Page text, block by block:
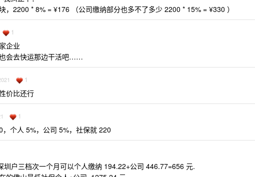
，2200 * 8% = ¥176 （公司缴纳部分也多不了多少 2200 * 15% = ¥330 ）
1
企业
会去快运那边干活吧……
1
价比还行
1
个人 5%，公司 5%，社保就 220
圳户三档次一个月可以个人缴纳 194.22+公司 446.77=656 元.